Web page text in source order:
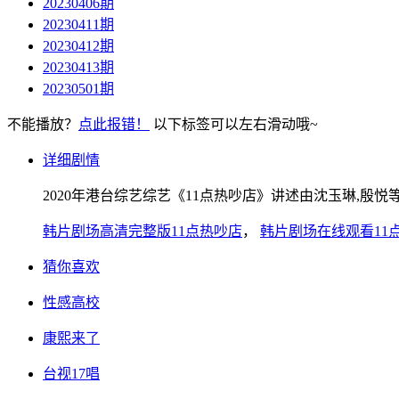
20230411期
20230412期
20230413期
20230501期
不能播放？ 点此报错！ 以下标签可以左右滑动哦~
详细剧情
2020年港台综艺综艺《11点热吵店》讲述由沈玉琳,殷悦
韩片剧场高清完整版11点热吵店， 韩片剧场在线观看11
猜你喜欢
性感高校
康熙来了
台视17唱